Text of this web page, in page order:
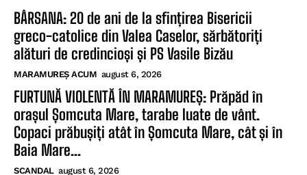
BÂRSANA: 20 de ani de la sfințirea Bisericii
greco-catolice din Valea Caselor, sărbătoriți
alături de credincioși și PS Vasile Bizău
MARAMUREȘ ACUM august 6, 2026
FURTUNĂ VIOLENTĂ ÎN MARAMUREȘ: Prăpăd în
orașul Șomcuta Mare, tarabe luate de vânt.
Copaci prăbușiți atât în Șomcuta Mare, cât și în
Baia Mare...
SCANDAL august 6, 2026